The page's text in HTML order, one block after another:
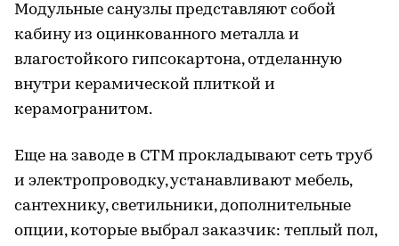
Модульные санузлы представляют собой
кабину из оцинкованного металла и
влагостойкого гипсокартона, отделанную
внутри керамической плиткой и
керамогранитом.
Еще на заводе в СТМ прокладывают сеть труб
и электропроводку, устанавливают мебель,
сантехнику, светильники, дополнительные
опции, которые выбрал заказчик: теплый пол,